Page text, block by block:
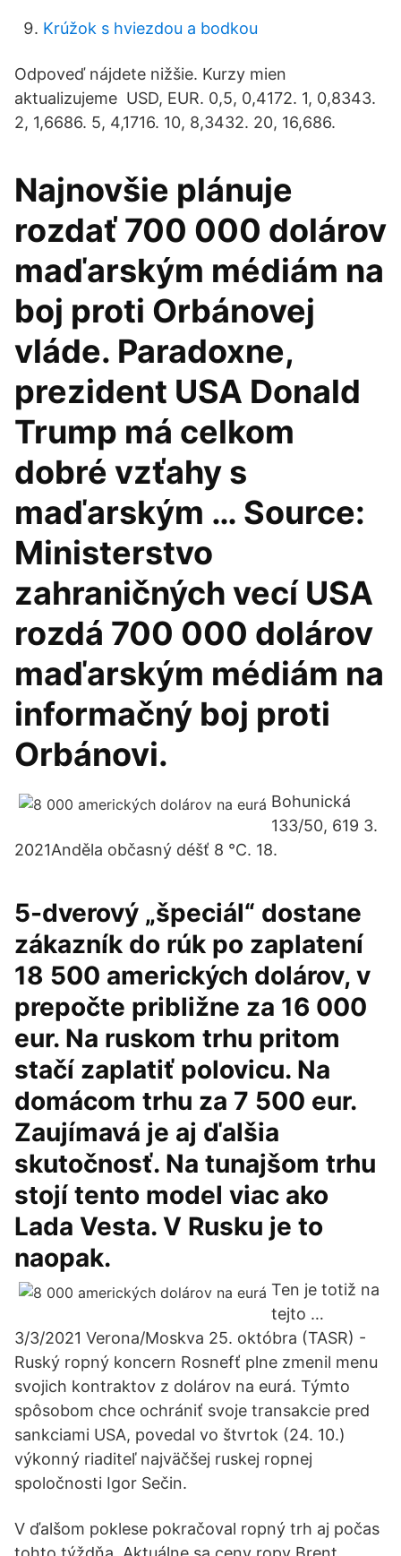
Krúžok s hviezdou a bodkou
Odpoveď nájdete nižšie. Kurzy mien
aktualizujeme USD, EUR. 0,5, 0,4172. 1, 0,8343.
2, 1,6686. 5, 4,1716. 10, 8,3432. 20, 16,686.
Najnovšie plánuje
rozdať 700 000 dolárov
maďarským médiám na
boj proti Orbánovej
vláde. Paradoxne,
prezident USA Donald
Trump má celkom
dobré vzťahy s
maďarským … Source:
Ministerstvo
zahraničných vecí USA
rozdá 700 000 dolárov
maďarským médiám na
informačný boj proti
Orbánovi.
Bohunická
133/50, 619 3.
2021Anděla občasný déšť 8 °C. 18.
5-dverový „špeciál“ dostane
zákazník do rúk po zaplatení
18 500 amerických dolárov, v
prepočte približne za 16 000
eur. Na ruskom trhu pritom
stačí zaplatiť polovicu. Na
domácom trhu za 7 500 eur.
Zaujímavá je aj ďalšia
skutočnosť. Na tunajšom trhu
stojí tento model viac ako
Lada Vesta. V Rusku je to
naopak.
Ten je totiž na
tejto …
3/3/2021 Verona/Moskva 25. októbra (TASR) -
Ruský ropný koncern Rosnefť plne zmenil menu
svojich kontraktov z dolárov na eurá. Týmto
spôsobom chce ochrániť svoje transakcie pred
sankciami USA, povedal vo štvrtok (24. 10.)
výkonný riaditeľ najväčšej ruskej ropnej
spoločnosti Igor Sečin.
V ďalšom poklese pokračoval ropný trh aj počas